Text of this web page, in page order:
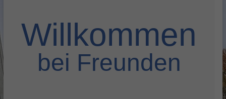
willkommen
Willkommen
bei Freunden